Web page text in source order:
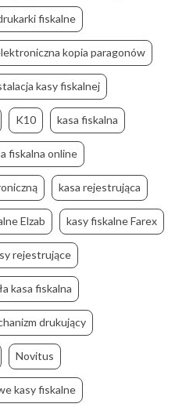
fiskalne
kopia paragonów
kasy fiskalnej
K10 kasa fiskalna
fiskalna online
kasa rejestrująca
Elzab kasy fiskalne Farex
rejestrujące
kasa fiskalna
drukujący
Novitus
kasy fiskalne